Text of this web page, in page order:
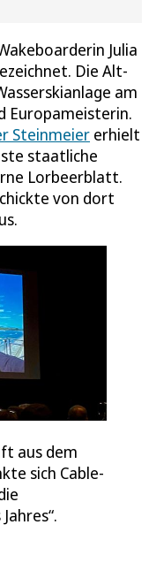
Julia
Die Alt-
am
Europameisterin.
Steinmeier erhielt
staatliche
Lorbeerblatt.
von dort
aus dem
sich Cable-